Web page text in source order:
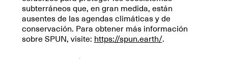
subterráneos que, en gran medida, están
ausentes de las agendas climáticas y de
conservación. Para obtener más información
sobre SPUN, visite: https://spun.earth/.